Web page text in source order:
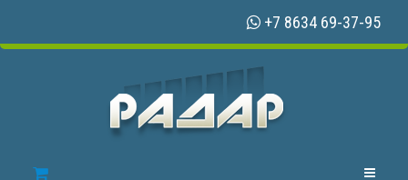
+7 8634 69-37-95
Toggle